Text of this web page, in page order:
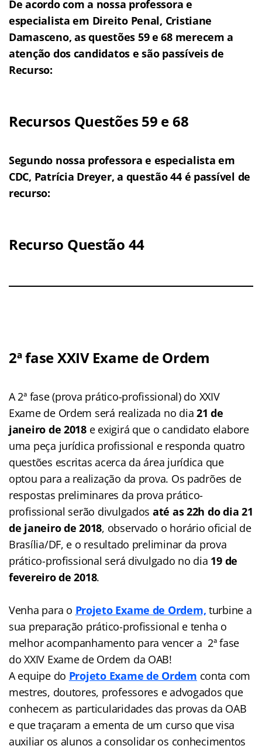
De acordo com a nossa professora e
especialista em Direito Penal, Cristiane
Damasceno, as questões 59 e 68 merecem a
atenção dos candidatos e são passíveis de
Recurso:
Recursos Questões 59 e 68
Segundo nossa professora e especialista em
CDC, Patrícia Dreyer, a questão 44 é passível de
recurso:
Recurso Questão 44
2ª fase XXIV Exame de Ordem
A 2ª fase (prova prático-profissional) do XXIV
Exame de Ordem será realizada no dia21 de
janeiro de 2018 e exigirá que o candidato elabore
uma peça jurídica profissional e responda quatro
questões escritas acerca da área jurídica que
optou para a realização da prova. Os padrões de
respostas preliminares da prova prático-
profissional serão divulgados até as 22h do dia 21
de janeiro de 2018, observado o horário oficial de
Brasília/DF, e o resultado preliminar da prova
prático-profissional será divulgado no dia 19 de
fevereiro de 2018.
Venha para o Projeto Exame de Ordem, turbine a
sua preparação prático-profissional e tenha o
melhor acompanhamento para vencer a 2ª fase
do XXIV Exame de Ordem da OAB!
A equipe do Projeto Exame de Ordem conta com
mestres, doutores, professores e advogados que
conhecem as particularidades das provas da OAB
e que traçaram a ementa de um curso que visa
auxiliar os alunos a consolidar os conhecimentos